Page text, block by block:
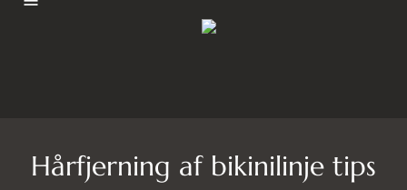
Hårfjerning af bikinilinje tips